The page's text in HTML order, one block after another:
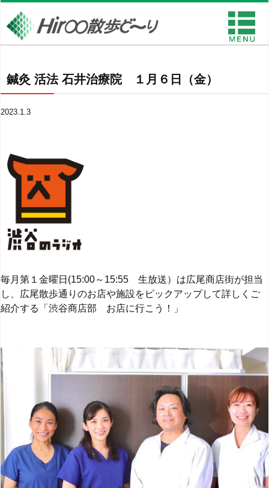
鍼灸 活法 石井治療院 １月６日（金）
2023.1.3
毎月第１金曜日 (15:00～ 15:55 生放送）は広尾商店街が担当
し、広尾散歩通りのお店や施設をピックアップして詳しくご
紹介する「渋谷商店部 お店に行こう！」